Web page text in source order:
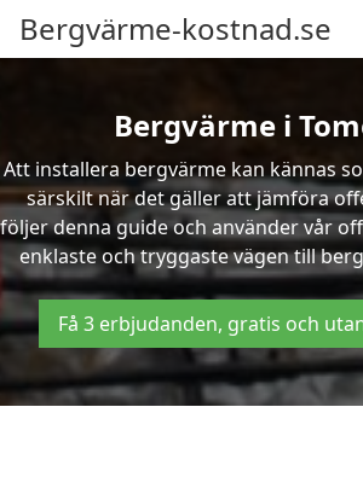
Bergvärme-kostnad.se
Bergvärme i
Att installera bergvärme kan kännas
särskilt när det gäller att jämföra
följer denna guide och använder vår
enklaste och tryggaste vägen till
Få 3 erbjudanden, gratis och